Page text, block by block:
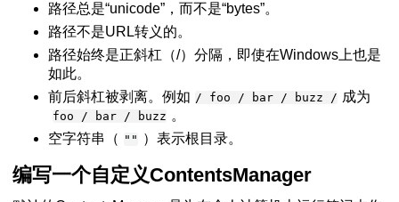
路径总是“unicode”，而不是“bytes”。
路径不是URL转义的。
路径始终是正斜杠（/）分隔，即使在Windows上也是
如此。
前后斜杠被剥离。例如 / foo / bar / buzz / 成为
foo / bar / buzz 。
空字符串（ "" ）表示根目录。
编写一个自定义ContentsManager